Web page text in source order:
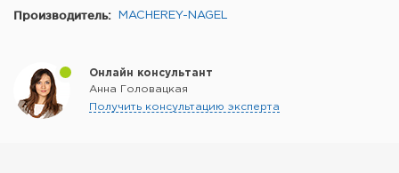
Производитель: MACHEREY-NAGEL
Онлайн консультант
Анна Головацкая
Получить консультацию эксперта